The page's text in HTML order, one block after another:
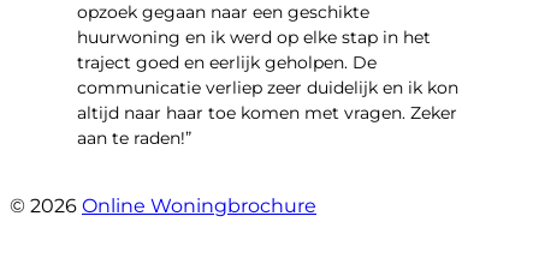
opzoek gegaan naar een geschikte
huurwoning en ik werd op elke stap in het
traject goed en eerlijk geholpen. De
communicatie verliep zeer duidelijk en ik kon
altijd naar haar toe komen met vragen. Zeker
aan te raden!”
© 2026 Online Woningbrochure